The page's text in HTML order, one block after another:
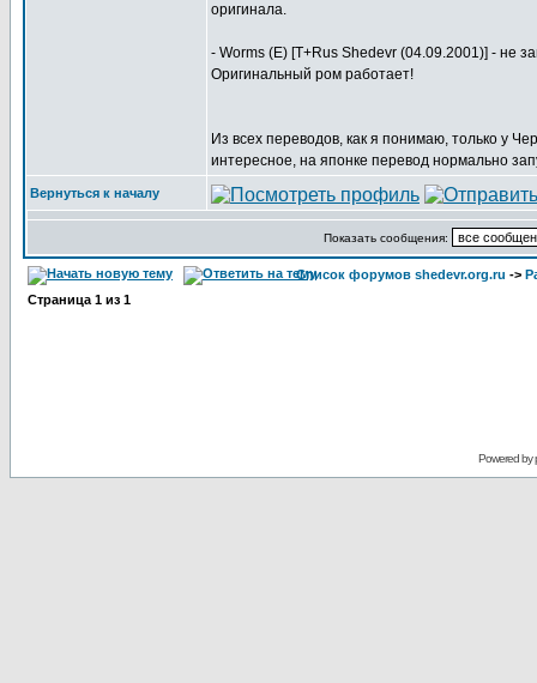
оригинала.
- Worms (E) [T+Rus Shedevr (04.09.2001)] - не
Оригинальный ром работает!
Из всех переводов, как я понимаю, только у
интересное, на японке перевод нормально
Вернуться к началу
Показать сообщения:
Список форумов shedevr.org.ru ->
Страница 1 из 1
Powered by